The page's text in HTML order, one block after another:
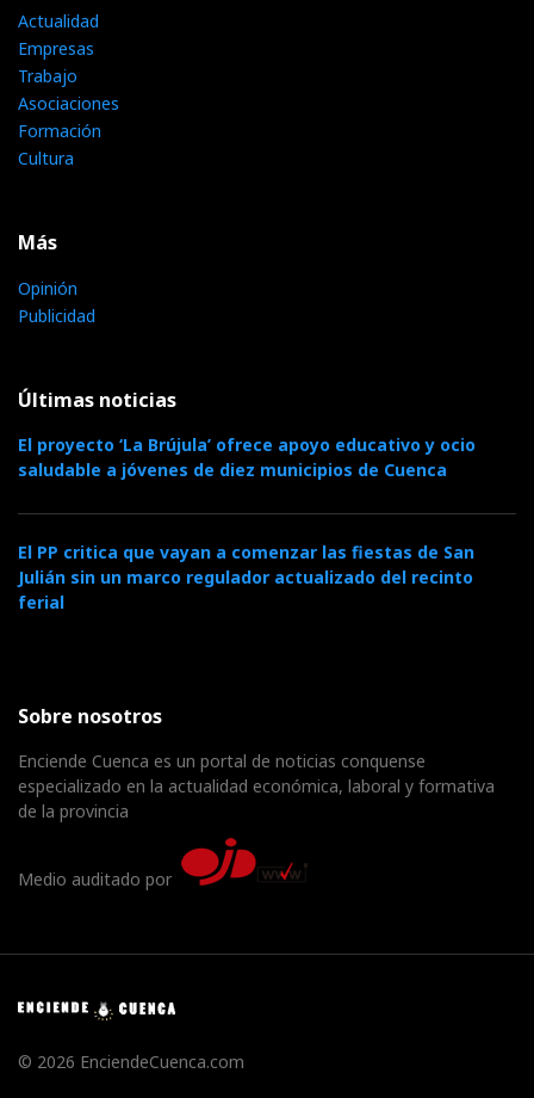
Actualidad
Empresas
Trabajo
Asociaciones
Formación
Cultura
Más
Opinión
Publicidad
Últimas noticias
El proyecto ‘La Brújula’ ofrece apoyo educativo y ocio
saludable a jóvenes de diez municipios de Cuenca
El PP critica que vayan a comenzar las fiestas de San
Julián sin un marco regulador actualizado del recinto
ferial
Sobre nosotros
Enciende Cuenca es un portal de noticias conquense
especializado en la actualidad económica, laboral y formativa
de la provincia
Medio auditado por
© 2026 EnciendeCuenca.com